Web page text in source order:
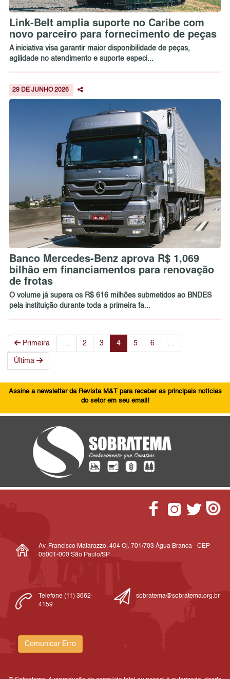
Link-Belt amplia suporte no Caribe com
novo parceiro para fornecimento de peças
A iniciativa visa garantir maior disponibilidade de peças,
agilidade no atendimento e suporte especi...
29 DE JUNHO 2026
Banco Mercedes-Benz aprova R$ 1,069
bilhão em financiamentos para renovação
de frotas
O volume já supera os R$ 616 milhões submetidos ao BNDES
pela instituição durante toda a primeira fa...
Primeira 2 3 4 5 6
Última
Assine a newsletter da Revista M&T para receber as principais notícias
do setor em seu email!
Av. Francisco Matarazzo, 404 Cj. 701/703 Água Branca - CEP
05001-000 São Paulo/SP
Telefone (11) 3662-
4159
sobratema@sobratema.org.br
Comunicar Erro